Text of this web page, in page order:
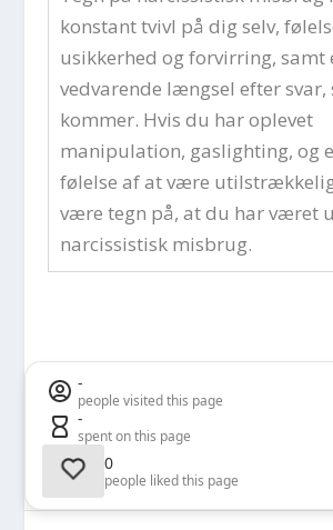
konstant tvivl på dig selv,
usikkerhed og forvirring, samt
vedvarende længsel efter
kommer. Hvis du har oplevet
manipulation, gaslighting, og
følelse af at være
være tegn på, at du har været
narcissistisk misbrug.
-
people visited this page
-
spent on this page
0
people liked this page